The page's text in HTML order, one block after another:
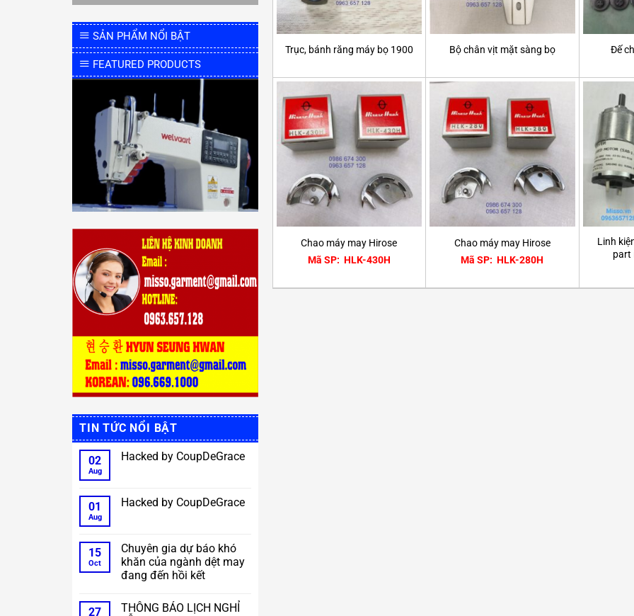
SẢN PHẨM NỔI BẬT
FEATURED PRODUCTS
TIN TỨC NỔI BẬT
02
Aug
Hacked by CoupDeGrace
Hacked
by
01
Aug
Hacked by CoupDeGrace
Hacked
by
CoupDeGrace
15
Oct
Chuyên gia dự báo khó
khăn của ngành dệt may
đang đến hồi kết
Comments
27
THÔNG BÁO LỊCH NGHỈ
Trục, bánh răng máy bọ 1900 Bộ chân vịt mặt sàng bọ Đế
Chao máy may Hirose
Mã SP: HLK-430H
Chao máy may Hirose
Mã SP: HLK-280H
Linh
part